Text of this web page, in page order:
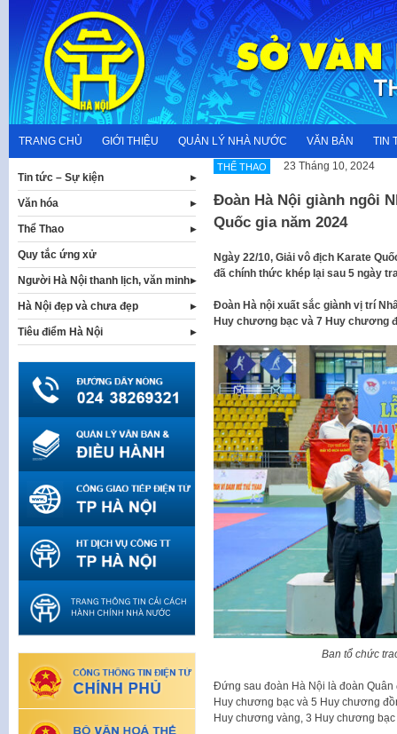
content
TRANG CHỦ GIỚI THIỆU QUẢN LÝ NHÀ NƯỚC VĂN BẢN TIN
THỂ THAO 23 Tháng 10, 2024
Đoàn Hà Nội giành ngôi
Quốc gia năm 2024
Ngày 22/10, Giải vô địch Karate
đã chính thức khép lại sau 5 ngày
Đoàn Hà nội xuất sắc giành vị trí
Huy chương bạc và 7 Huy chương
Ban tổ chức
Đứng sau đoàn Hà Nội là đoàn
Huy chương bạc và 5 Huy chương
Huy chương vàng, 3 Huy chương
Tin tức – Sự kiện
Văn hóa
Thể Thao
Quy tắc ứng xử
Người Hà Nội thanh lịch, văn minh
Hà Nội đẹp và chưa đẹp
Tiêu điểm Hà Nội